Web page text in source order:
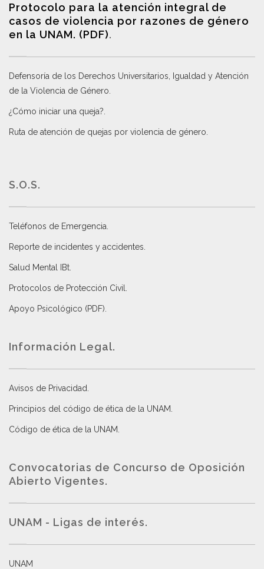
Protocolo para la atención integral de
casos de violencia por razones de género
en la UNAM. (PDF).
Defensoría de los Derechos Universitarios, Igualdad y Atención
de la Violencia de Género
¿Cómo iniciar una queja?
Ruta de atención de quejas por violencia de género
S.O.S.
Teléfonos de Emergencia.
Reporte de incidentes y accidentes
Salud Mental IBt
Protocolos de Protección Civil
Apoyo Psicológico (PDF)
Información Legal.
Avisos de Privacidad
Principios del código de ética de la UNAM
Código de ética de la UNAM
Convocatorias de Concurso de Oposición
Abierto Vigentes.
UNAM - Ligas de interés.
UNAM